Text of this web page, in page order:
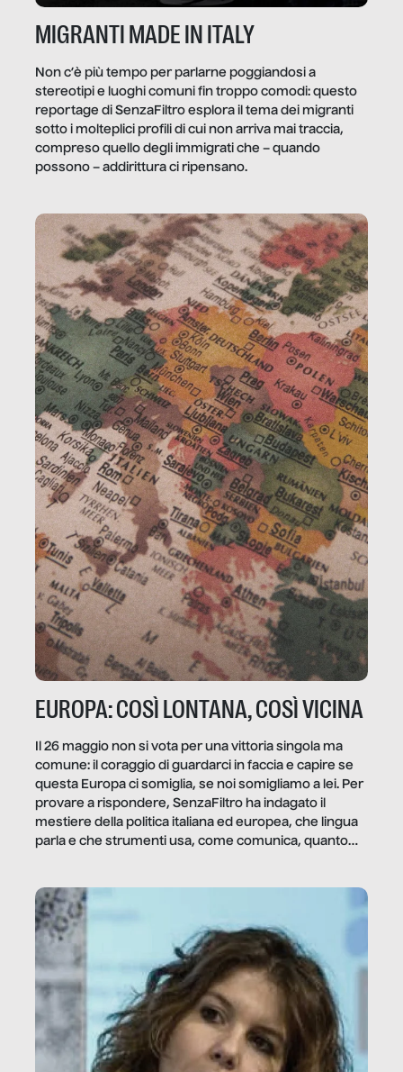
MIGRANTI MADE IN ITALY
Non c’è più tempo per parlarne poggiandosi a
stereotipi e luoghi comuni fin troppo comodi: questo
reportage di SenzaFiltro esplora il tema dei migranti
sotto i molteplici profili di cui non arriva mai traccia,
compreso quello degli immigrati che – quando
possono – addirittura ci ripensano.
EUROPA: COSÌ LONTANA, COSÌ VICINA
Il 26 maggio non si vota per una vittoria singola ma
comune: il coraggio di guardarci in faccia e capire se
questa Europa ci somiglia, se noi somigliamo a lei. Per
provare a rispondere, SenzaFiltro ha indagato il
mestiere della politica italiana ed europea, che lingua
parla e che strumenti usa, come comunica, quanto